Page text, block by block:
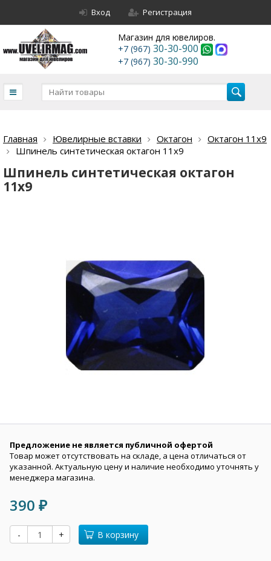
Вход Регистрация
Магазин для ювелиров.
+7 (967) 30-30-900
+7 (967) 30-30-990
Главная Ювелирные вставки Октагон
Октагон 11х9
Шпинель синтетическая октагон 11х9
Шпинель синтетическая октагон
11х9
Предложение не является публичной офертой
Товар может отсутствовать на складе, а цена отличаться от
указанной. Актуальную цену и наличие необходимо уточнять у
менеджера магазина.
390 ₽
- + В корзину